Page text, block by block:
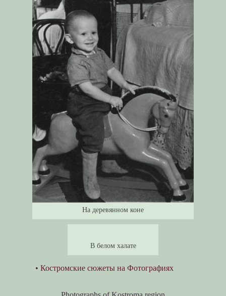
На деревянном коне
В белом халате
•Костромские сюжеты на Фотографиях